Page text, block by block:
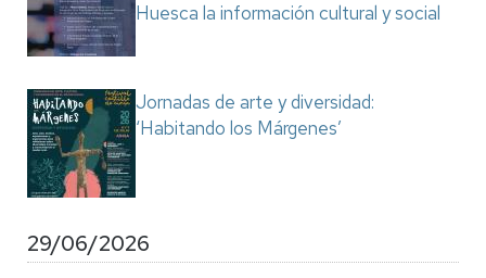
Huesca la información cultural y social
Jornadas de arte y diversidad:
‘Habitando los Márgenes’
29/06/2026